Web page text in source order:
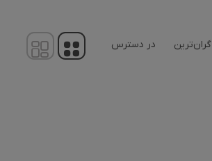
گران‌ترین در دسترس